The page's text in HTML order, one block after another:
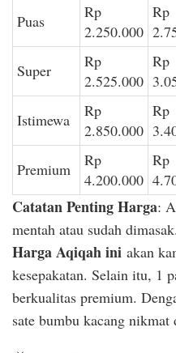
Puas
Rp
2.250.000
Rp
Super
Rp
2.525.000
Rp
Istimewa
Rp
2.850.000
Rp
Premium
Rp
4.200.000
Rp
Catatan Penting Harga:
mentah atau sudah
Harga Aqiqah ini akan
kesepakatan. Selain itu, 1
berkualitas premium.
sate bumbu kacang